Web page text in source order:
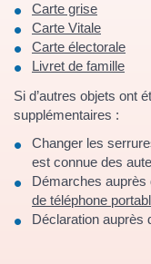
Carte grise
Carte Vitale
Carte électorale
Livret de famille
Si d’autres objets ont
supplémentaires :
Changer les
est connue des
Démarches auprès
de téléphone
Déclaration auprès